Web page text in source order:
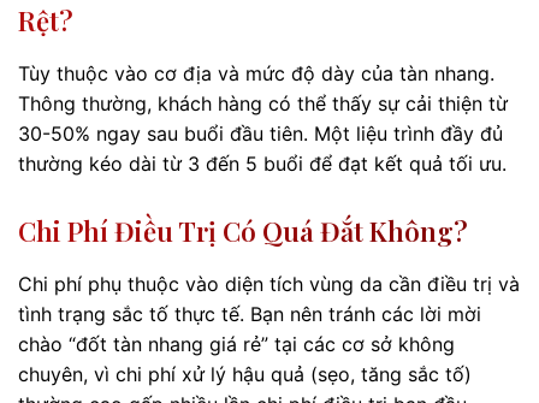
Rệt?
Tùy thuộc vào cơ địa và mức độ dày của tàn nhang.
Thông thường, khách hàng có thể thấy sự cải thiện từ
30-50% ngay sau buổi đầu tiên. Một liệu trình đầy đủ
thường kéo dài từ 3 đến 5 buổi để đạt kết quả tối ưu.
Chi Phí Điều Trị Có Quá Đắt Không?
Chi phí phụ thuộc vào diện tích vùng da cần điều trị và
tình trạng sắc tố thực tế. Bạn nên tránh các lời mời
chào “đốt tàn nhang giá rẻ” tại các cơ sở không
chuyên, vì chi phí xử lý hậu quả (sẹo, tăng sắc tố)